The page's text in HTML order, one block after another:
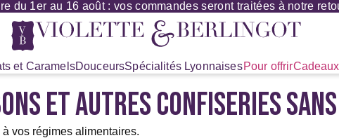
du 1er au 16 août : vos commandes seront traitées à notre
et CaramelsDouceursSpécialités LyonnaisesPour offrir
ET AUTRES CONFISERIES
vos régimes alimentaires.